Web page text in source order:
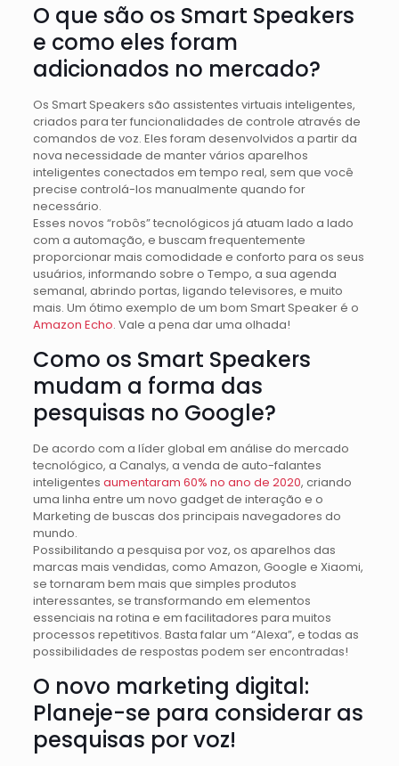
O que são os Smart Speakers
e como eles foram
adicionados no mercado?
Os Smart Speakers são assistentes virtuais inteligentes,
criados para ter funcionalidades de controle através de
comandos de voz. Eles foram desenvolvidos a partir da
nova necessidade de manter vários aparelhos
inteligentes conectados em tempo real, sem que você
precise controlá-los manualmente quando for
necessário.
Esses novos “robôs” tecnológicos já atuam lado a lado
com a automação, e buscam frequentemente
proporcionar mais comodidade e conforto para os seus
usuários, informando sobre o Tempo, a sua agenda
semanal, abrindo portas, ligando televisores, e muito
mais. Um ótimo exemplo de um bom Smart Speaker é o
Amazon Echo. Vale a pena dar uma olhada!
Como os Smart Speakers
mudam a forma das
pesquisas no Google?
De acordo com a líder global em análise do mercado
tecnológico, a Canalys, a venda de auto-falantes
inteligentes aumentaram 60% no ano de 2020, criando
uma linha entre um novo gadget de interação e o
Marketing de buscas dos principais navegadores do
mundo.
Possibilitando a pesquisa por voz, os aparelhos das
marcas mais vendidas, como Amazon, Google e Xiaomi,
se tornaram bem mais que simples produtos
interessantes, se transformando em elementos
essenciais na rotina e em facilitadores para muitos
processos repetitivos. Basta falar um “Alexa”, e todas as
possibilidades de respostas podem ser encontradas!
O novo marketing digital:
Planeje-se para considerar as
pesquisas por voz!